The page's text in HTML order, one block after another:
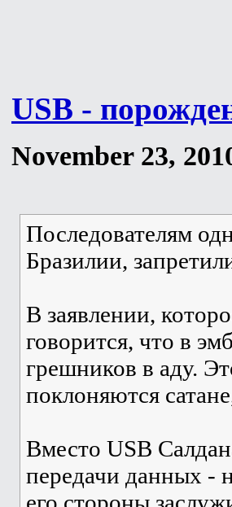
USB -
November 23,
Последователям
Бразилии,
В заявлении,
говорится, что в
грешников в аду.
поклоняются
Вместо USB
передачи данных -